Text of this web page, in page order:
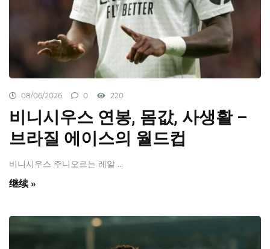
08/06/2026 0 220
비니시우스 연봉, 몸값, 사생활 –
브라질 에이스의 월드컵
비니시우스 주니오르는 레알 ...
继续 »